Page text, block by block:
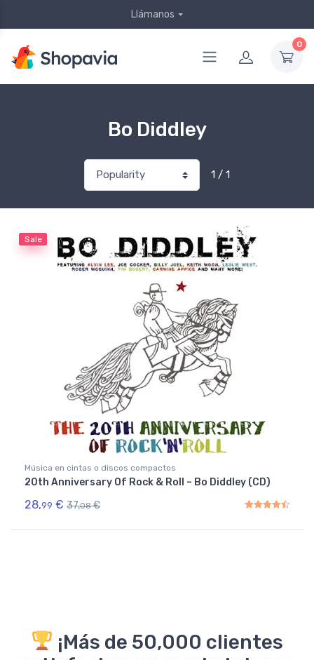
Llámanos
0
Bo Diddley
1 / 1
Sale
Música en cintas o discos compactos
20th Anniversary Of Rock & Roll – Bo Diddley (CD)
28,99 € 37,08 €
¡Más de 50,000 clientes